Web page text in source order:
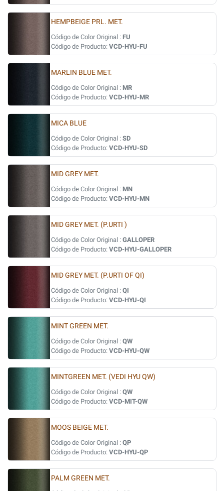
HEMPBEIGE PRL. MET.
Código de Color Original : FU
Código de Producto: VCD-HYU-FU
MARLIN BLUE MET.
Código de Color Original : MR
Código de Producto: VCD-HYU-MR
MICA BLUE
Código de Color Original : SD
Código de Producto: VCD-HYU-SD
MID GREY MET.
Código de Color Original : MN
Código de Producto: VCD-HYU-MN
MID GREY MET. (P.URTI )
Código de Color Original : GALLOPER
Código de Producto: VCD-HYU-GALLOPER
MID GREY MET. (P.URTI OF QI)
Código de Color Original : QI
Código de Producto: VCD-HYU-QI
MINT GREEN MET.
Código de Color Original : QW
Código de Producto: VCD-HYU-QW
MINTGREEN MET. (VEDI HYU QW)
Código de Color Original : QW
Código de Producto: VCD-MIT-QW
MOOS BEIGE MET.
Código de Color Original : QP
Código de Producto: VCD-HYU-QP
PALM GREEN MET.